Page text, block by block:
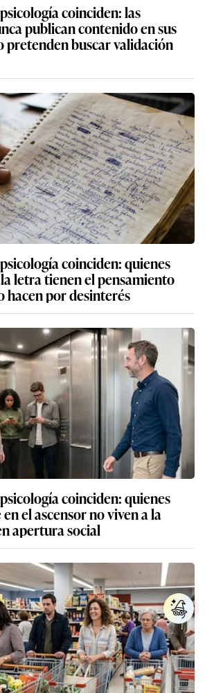
coinciden: las
publican contenido en sus
pretenden buscar validación
coinciden: quienes
letra tienen el pensamiento
hacen por desinterés
coinciden: quienes
el ascensor no viven a la
apertura social